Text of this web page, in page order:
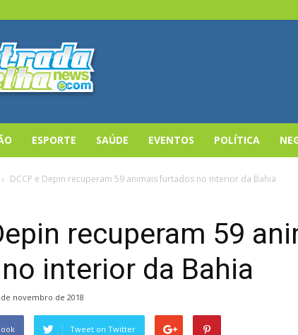
ESPORTE SAÚDE EVENTOS POLÍTICA
DCCP e Depin recuperam 59 animais furtados no interior da Bahia
recuperam 59
interior da Bahia
de novembro de 2018
Tweet on Twitter